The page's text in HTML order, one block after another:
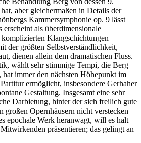
aber gleichermaßen in Details der
Kammersymphonie op. 9 lässt
als überdimensionale
Klangschichtungen
der größten Selbstverständlichkeit,
dienen allein dem dramatischen Fluss.
wählt sehr stimmige Tempi, die Berg
hat immer den nächsten Höhepunkt im
ermöglicht, insbesondere Gerhaher
Gestaltung. Insgesamt eine sehr
Darbietung, hinter der sich freilich gute
großen Opernhäusern nicht verstecken
epochale Werk heranwagt, will es halt
präsentieren; das gelingt an